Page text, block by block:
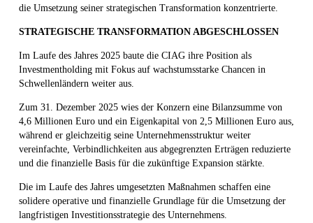
die Umsetzung seiner strategischen Transformation konzentrierte.
STRATEGISCHE TRANSFORMATION ABGESCHLOSSEN
Im Laufe des Jahres 2025 baute die CIAG ihre Position als
Investmentholding mit Fokus auf wachstumsstarke Chancen in
Schwellenländern weiter aus.
Zum 31. Dezember 2025 wies der Konzern eine Bilanzsumme von
4,6 Millionen Euro und ein Eigenkapital von 2,5 Millionen Euro aus,
während er gleichzeitig seine Unternehmensstruktur weiter
vereinfachte, Verbindlichkeiten aus abgegrenzten Erträgen reduzierte
und die finanzielle Basis für die zukünftige Expansion stärkte.
Die im Laufe des Jahres umgesetzten Maßnahmen schaffen eine
solidere operative und finanzielle Grundlage für die Umsetzung der
langfristigen Investitionsstrategie des Unternehmens.